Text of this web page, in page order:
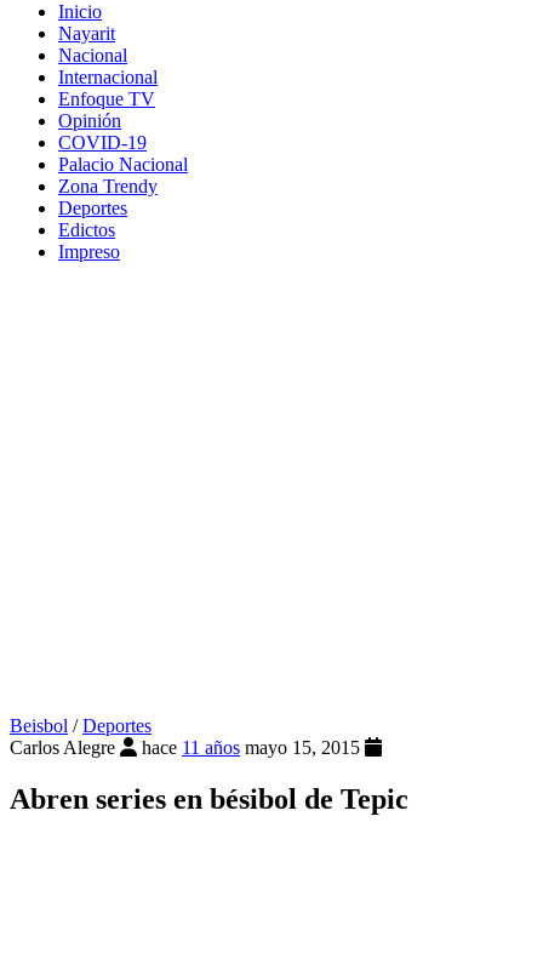
Inicio
Nayarit
Nacional
Internacional
Enfoque TV
Opinión
COVID-19
Palacio Nacional
Zona Trendy
Deportes
Edictos
Impreso
Beisbol /Deportes
Carlos Alegre
hace 11 años mayo 15, 2015
Abren series en bésibol de Tepic